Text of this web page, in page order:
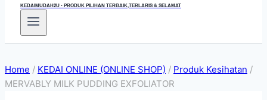
KEDAIMUDAH2U - PRODUK PILIHAN TERBAIK,TERLARIS & SELAMAT
Home / KEDAI ONLINE (ONLINE SHOP) / Produk Kesihatan /
MERVABLY MILK PUDDING EXFOLIATOR